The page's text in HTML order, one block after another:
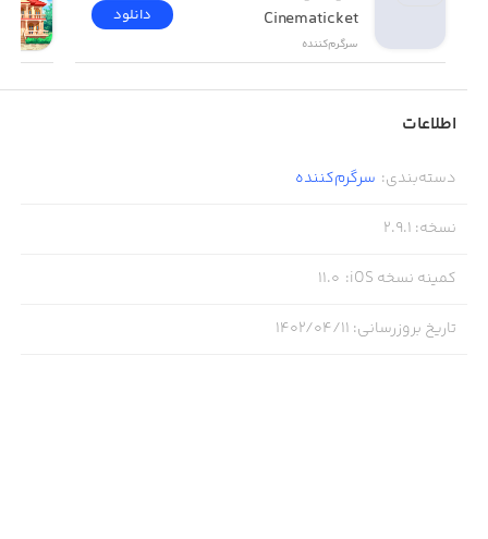
Cinematicket
سرگرم‌کننده
دانلود
اطلاعات
دسته‌بندی: سرگرم‌کننده
نسخه:
2.9.1
کمینه نسخه iOS :
11.0
تاریخ بروزرسانی: ۱۴۰۲/۰۴/۱۱